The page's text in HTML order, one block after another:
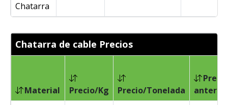
Chatarra
Chatarra de cable Precios
Material Precio/Kg Precio/Tonelada
Precio